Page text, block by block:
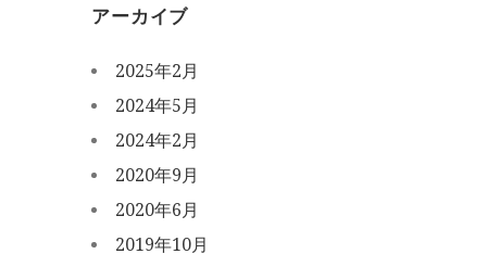
アーカイブ
2025年2月
2024年5月
2024年2月
2020年9月
2020年6月
2019年10月